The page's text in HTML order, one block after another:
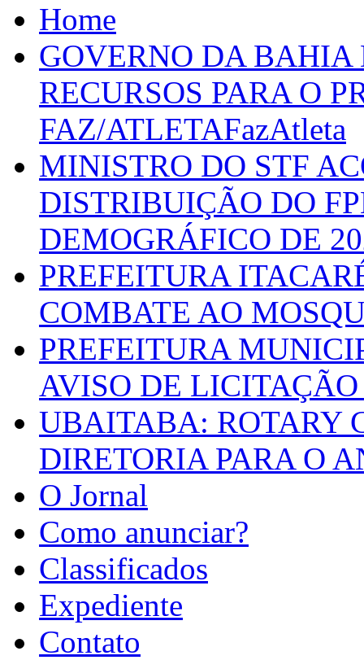
Home
GOVERNO DA
RECURSOS PARA O
FAZ/ATLETAFazAtleta
MINISTRO DO STF
DISTRIBUIÇÃO DO
DEMOGRÁFICO DE
PREFEITURA
COMBATE AO
PREFEITURA
AVISO DE LICITAÇÃO
UBAITABA: ROTARY
DIRETORIA PARA O
O Jornal
Como anunciar?
Classificados
Expediente
Contato